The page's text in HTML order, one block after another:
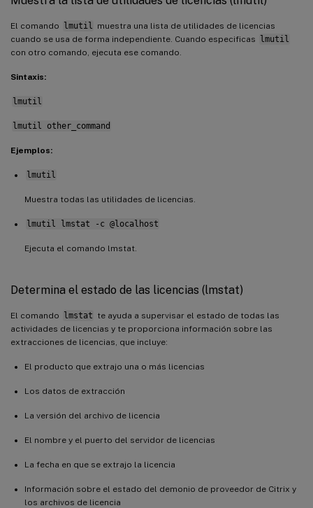
El comando lmutil
muestra una lista de utilidades de licencias
cuando se usa de forma independiente. Cuando especificas lmutil
con otro comando, ejecuta ese comando.
Sintaxis:
lmutil
lmutil other_command
Ejemplos:
lmutil
Muestra todas las utilidades de licencias.
lmutil lmstat -c @localhost
Ejecuta el comando lmstat.
Determina el estado de las licencias (lmstat)
El comando lmstat te ayuda a supervisar el estado de todas las
actividades de licencias y te proporciona información sobre las
extracciones de licencias, que incluye:
El producto que extrajo una o más licencias
Los datos de extracción
La versión del archivo de licencia
El nombre y el puerto del servidor de licencias
La fecha en que se extrajo la licencia
Información sobre el estado del demonio de proveedor de Citrix y
los archivos de licencia